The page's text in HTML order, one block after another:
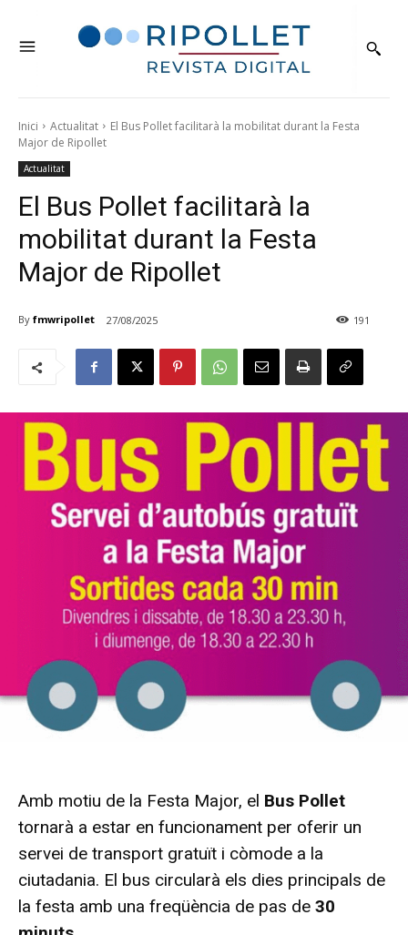
Inici Actualitat
El Bus Pollet facilitarà la mobilitat durant la Festa
Major de Ripollet
Actualitat
El Bus Pollet facilitarà la
mobilitat durant la Festa
Major de Ripollet
By fmwripollet 27/08/2025 191
Amb motiu de la Festa Major, el Bus Pollet
tornarà a estar en funcionament per oferir un
servei de transport gratuït i còmode a la
ciutadania. El bus circularà els dies principals de
la festa amb una freqüència de pas de 30